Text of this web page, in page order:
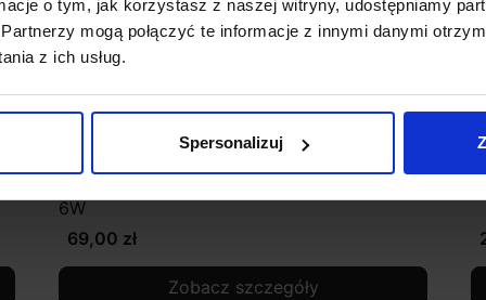
o tym, jak korzystasz z naszej witryny, udostępniamy
mogą połączyć te informacje z innymi danymi
z ich usług.
Spersonalizuj
6W
69,00 zł
Zobacz szczegóły